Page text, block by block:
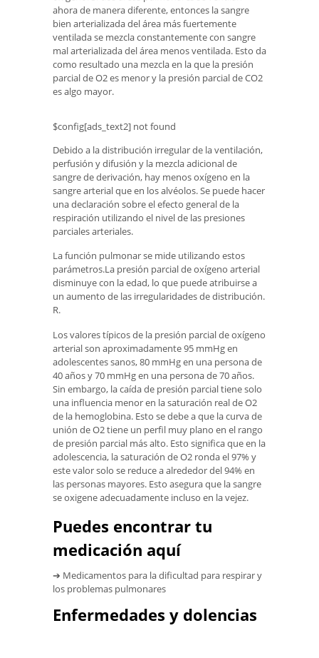
ahora de manera diferente, entonces la sangre
bien arterializada del área más fuertemente
ventilada se mezcla constantemente con sangre
mal arterializada del área menos ventilada. Esto da
como resultado una mezcla en la que la presión
parcial de O2 es menor y la presión parcial de CO2
es algo mayor.
$config[ads_text2] not found
Debido a la distribución irregular de la ventilación,
perfusión y difusión y la mezcla adicional de
sangre de derivación, hay menos oxígeno en la
sangre arterial que en los alvéolos. Se puede hacer
una declaración sobre el efecto general de la
respiración utilizando el nivel de las presiones
parciales arteriales.
La función pulmonar se mide utilizando estos
parámetros.La presión parcial de oxígeno arterial
disminuye con la edad, lo que puede atribuirse a
un aumento de las irregularidades de distribución.
R.
Los valores típicos de la presión parcial de oxígeno
arterial son aproximadamente 95 mmHg en
adolescentes sanos, 80 mmHg en una persona de
40 años y 70 mmHg en una persona de 70 años.
Sin embargo, la caída de presión parcial tiene solo
una influencia menor en la saturación real de O2
de la hemoglobina. Esto se debe a que la curva de
unión de O2 tiene un perfil muy plano en el rango
de presión parcial más alto. Esto significa que en la
adolescencia, la saturación de O2 ronda el 97% y
este valor solo se reduce a alrededor del 94% en
las personas mayores. Esto asegura que la sangre
se oxigene adecuadamente incluso en la vejez.
Puedes encontrar tu
medicación aquí
➔ Medicamentos para la dificultad para respirar y
los problemas pulmonares
Enfermedades y dolencias